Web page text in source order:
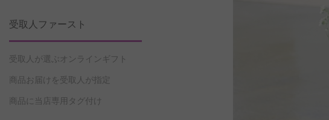
受取人ファースト
受取人が選ぶオンラインギフト
商品お届けを受取人が指定
商品に当店専用タグ付け